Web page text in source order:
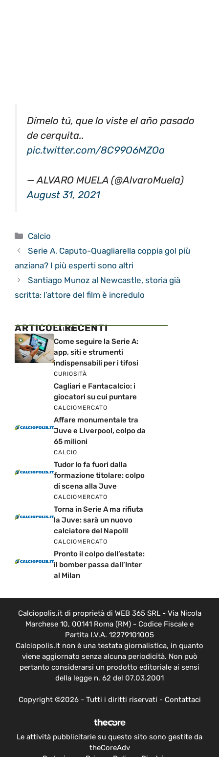
Dímelo tú, que lo viste el año pasado
de cerquita..
pic.twitter.com/8C99O6MZOa
— ALVARO MUELA (@AlvaroMuela)
August 31, 2021
Calcio
Serie A, Caputo-Quagliarella coppia gol più
anziana? I più esperti sono altri
Santiago Munoz al Newcastle, storia già
scritta: l’attore del film è incredulo
ARTICOLI RECENTI
CALCIO
Come seguire la Serie A:
app, siti e strumenti
indispensabili per i tifosi
CURIOSITÀ
Cagliari e Fantacalcio: i
giocatori su cui puntare
CALCIOMERCATO
Affare monumentale tra
Juve e Liverpool, colpo da
65 milioni
Tudor lo fa fuori dalla
formazione titolare: colpo
di scena alla Juve
Torna in Serie A ma rifiuta
la Juve: sarà un nuovo
calciatore del Napoli!
Pronto il colpo dell’estate:
il bomber passa dall’Inter
al Milan
Calciopolis.it di proprietà di WEB 365 SRL - Via Nicola
Marchese 10, 00141 Roma (RM) - Codice Fiscale e
Partita I.V.A. 12279101005
Calciopolis.it non è una testata giornalistica, in quanto
viene aggiornato senza alcuna periodicità. Non può
pertanto considerarsi un prodotto editoriale ai sensi
della legge n. 62 del 07.03.2001
Copyright ©2026 - Tutti i diritti riservati - Contattaci
Le attività pubblicitarie su questo sito sono gestite da
theCoreAdv
Redazione
Privacy Policy Disclaimer